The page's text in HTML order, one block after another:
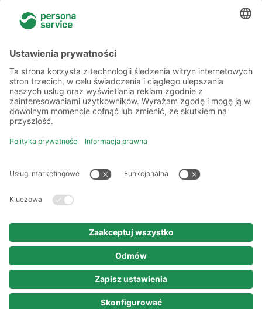
Więcej o nas
Kilka słów o nas
Oddziały
Akademia
Informacje prawne
Polityka prywatności
Prawa autorskie
© 2025 persona service AG & Co. KG
Wszelkie prawa zastrzeżone